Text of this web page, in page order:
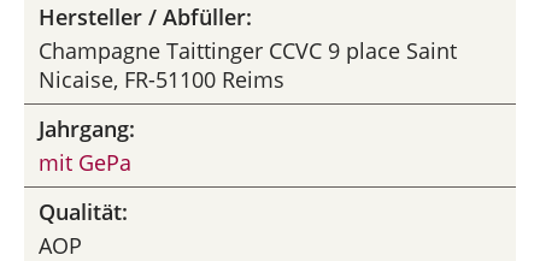
Hersteller / Abfüller:
Champagne Taittinger CCVC 9 place Saint
Nicaise, FR-51100 Reims
Jahrgang:
mit GePa
Qualität:
AOP